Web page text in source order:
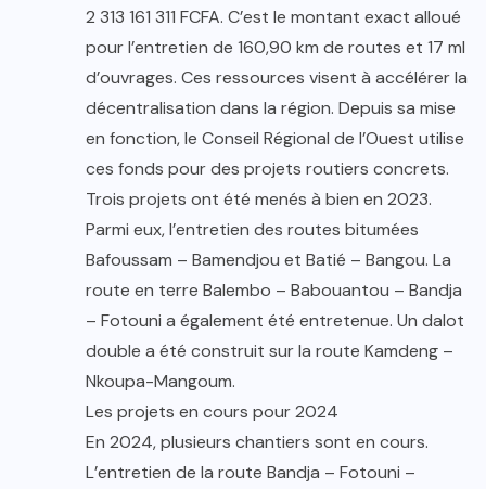
2 313 161 311 FCFA. C’est le montant exact alloué
pour l’entretien de 160,90 km de routes et 17 ml
d’ouvrages. Ces ressources visent à accélérer la
décentralisation dans la région. Depuis sa mise
en fonction, le Conseil Régional de l’Ouest utilise
ces fonds pour des projets routiers concrets.
Trois projets ont été menés à bien en 2023.
Parmi eux, l’entretien des routes bitumées
Bafoussam – Bamendjou et Batié – Bangou. La
route en terre Balembo – Babouantou – Bandja
– Fotouni a également été entretenue. Un dalot
double a été construit sur la route Kamdeng –
Nkoupa-Mangoum.
Les projets en cours pour 2024
En 2024, plusieurs chantiers sont en cours.
L’entretien de la route Bandja – Fotouni –